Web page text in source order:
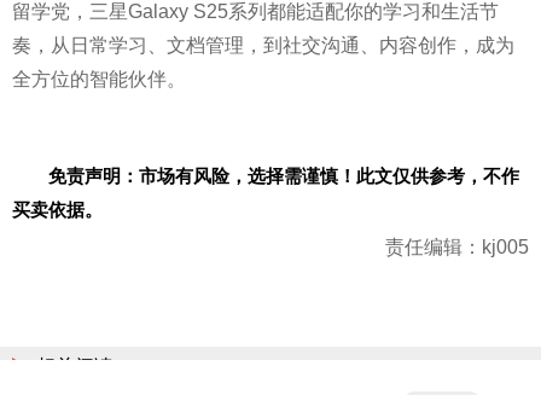
留学党，三星Galaxy S25系列都能适配你的学习和生活节
奏，从日常学习、文档管理，到社交沟通、内容创作，成为
全方位的智能伙伴。
免责声明：市场有风险，选择需谨慎！此文仅供参考，不作
买卖依据。
责任编辑：kj005
相关阅读